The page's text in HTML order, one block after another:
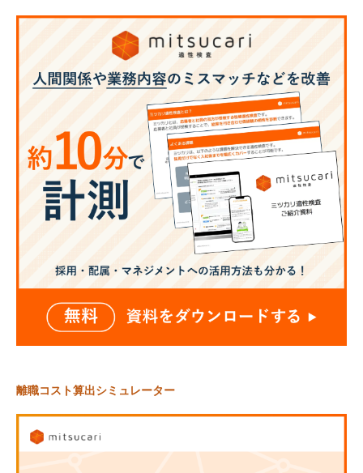
離職コスト算出シミュレーター